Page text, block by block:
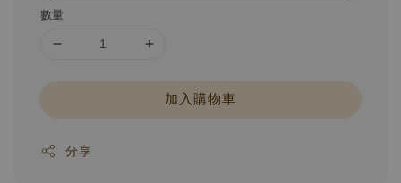
數量
加入購物車
分享